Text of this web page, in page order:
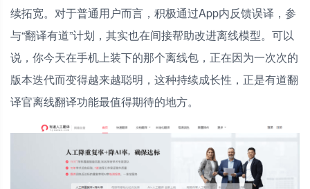
续拓宽。对于普通用户而言，积极通过App内反馈误译，参
与“翻译有道”计划，其实也在间接帮助改进离线模型。可以
说，你今天在手机上装下的那个离线包，正在因为一次次的
版本迭代而变得越来越聪明，这种持续成长性，正是有道翻
译官离线翻译功能最值得期待的地方。